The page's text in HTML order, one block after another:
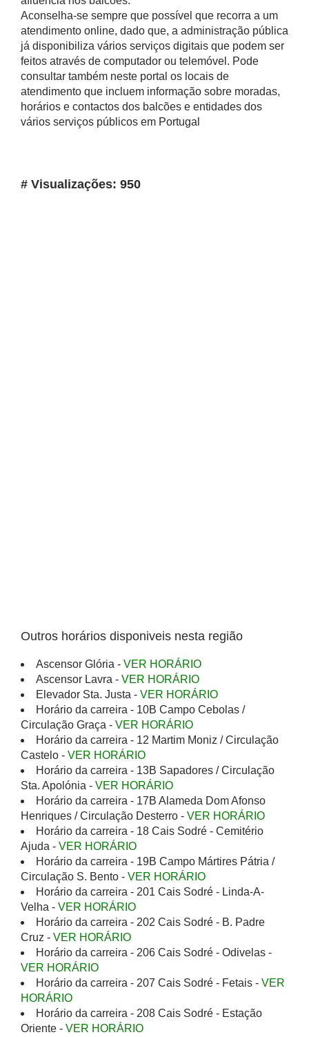
Aconselha-se sempre que possível que recorra a um
atendimento online, dado que, a administração pública
já disponibiliza vários serviços digitais que podem ser
feitos através de computador ou telemóvel. Pode
consultar também neste portal os locais de
atendimento que incluem informação sobre moradas,
horários e contactos dos balcões e entidades dos
vários serviços públicos em Portugal
# Visualizações: 950
Outros horários disponiveis nesta região
Ascensor Glória - VER HORÁRIO
Ascensor Lavra - VER HORÁRIO
Elevador Sta. Justa - VER HORÁRIO
Horário da carreira - 10B Campo Cebolas /
Circulação Graça - VER HORÁRIO
Horário da carreira - 12 Martim Moniz / Circulação
Castelo - VER HORÁRIO
Horário da carreira - 13B Sapadores / Circulação
Sta. Apolónia - VER HORÁRIO
Horário da carreira - 17B Alameda Dom Afonso
Henriques / Circulação Desterro - VER HORÁRIO
Horário da carreira - 18 Cais Sodré - Cemitério
Ajuda - VER HORÁRIO
Horário da carreira - 19B Campo Mártires Pátria /
Circulação S. Bento - VER HORÁRIO
Horário da carreira - 201 Cais Sodré - Linda-A-
Velha - VER HORÁRIO
Horário da carreira - 202 Cais Sodré - B. Padre
Cruz - VER HORÁRIO
Horário da carreira - 206 Cais Sodré - Odivelas -
VER HORÁRIO
Horário da carreira - 207 Cais Sodré - Fetais - VER
HORÁRIO
Horário da carreira - 208 Cais Sodré - Estação
Oriente - VER HORÁRIO